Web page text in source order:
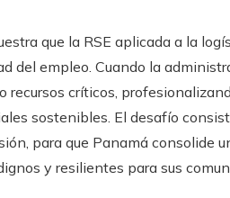
que la RSE aplicada a la
del empleo. Cuando la
críticos,
sostenibles. El desafío
para que Panamá consolide
y resilientes para sus